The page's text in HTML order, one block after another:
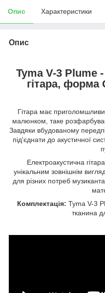
Опис Характеристики
Опис
Tyma V-3 Plume
гітара,
Гітара має
малюнком, таке
Завдяки вбудованому
під'єднати до акустичної
Електроакустична
унікальним зовнішнім
для різних потреб
Комплектація: Tyma V-3
тканина